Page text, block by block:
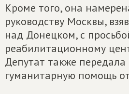
Кроме того, она
руководству Москвы,
над Донецком, с
реабилитационному
Депутат также передала
гуманитарную помощь